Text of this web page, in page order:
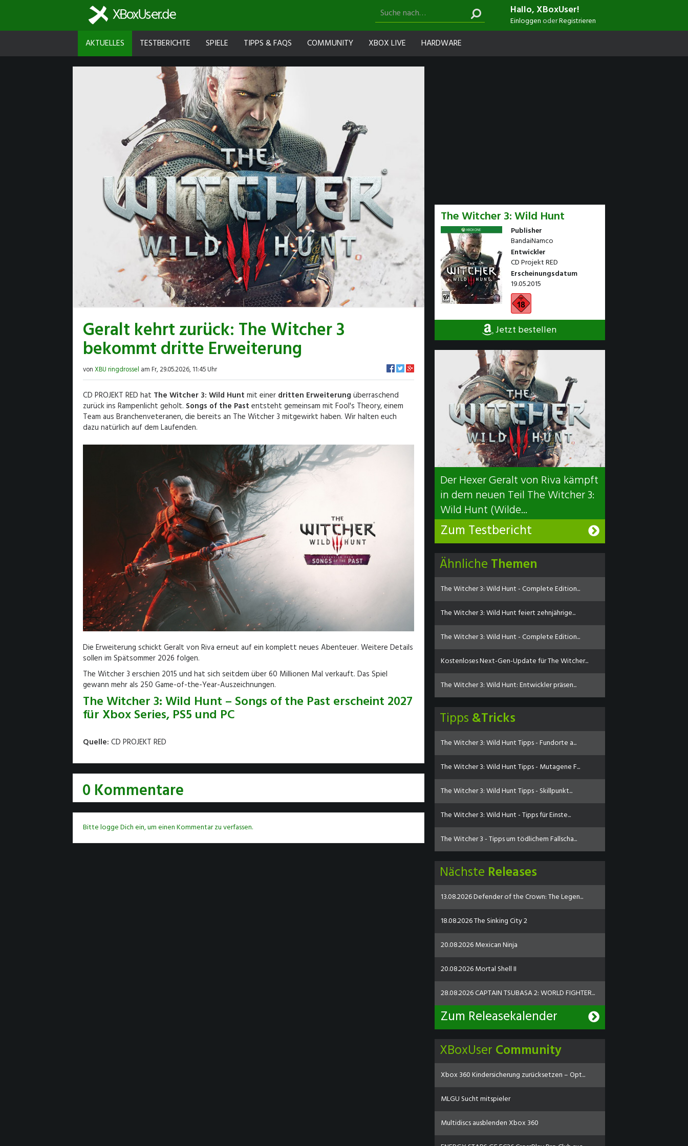
Hallo, XBoxUser!
EinloggenoderRegistrieren
AKTUELLES TESTBERICHTE SPIELE TIPPS & FAQS COMMUNITY XBOX LIVE HARDWARE
Geralt kehrt zurück: The Witcher 3
bekommt dritte Erweiterung
von XBU ringdrossel am Fr, 29.05.2026, 11:45 Uhr
CD PROJEKT RED hat The Witcher 3: Wild Hunt mit einer dritten Erweiterung überraschend
zurück ins Rampenlicht geholt. Songs of the Past entsteht gemeinsam mit Fool's Theory, einem
Team aus Branchenveteranen, die bereits an The Witcher 3 mitgewirkt haben. Wir halten euch
dazu natürlich auf dem Laufenden.
Die Erweiterung schickt Geralt von Riva erneut auf ein komplett neues Abenteuer. Weitere Details
sollen im Spätsommer 2026 folgen.
The Witcher 3 erschien 2015 und hat sich seitdem über 60 Millionen Mal verkauft. Das Spiel
gewann mehr als 250 Game-of-the-Year-Auszeichnungen.
The Witcher 3: Wild Hunt – Songs of the Past erscheint 2027
für Xbox Series, PS5 und PC
Quelle: CD PROJEKT RED
0 Kommentare
Bitte logge Dich ein, um einen Kommentar zu verfassen.
The Witcher 3: Wild Hunt
Publisher
BandaiNamco
Entwickler
CD Projekt RED
Erscheinungsdatum
19.05.2015
Jetzt bestellen
Der Hexer Geralt von Riva kämpft
in dem neuen Teil The Witcher 3:
Wild Hunt (Wilde...
Zum Testbericht
Ähnliche Themen
The Witcher 3: Wild Hunt - Complete Edition...
The Witcher 3: Wild Hunt feiert zehnjährige...
The Witcher 3: Wild Hunt - Complete Edition...
Kostenloses Next-Gen-Update für The Witcher...
The Witcher 3: Wild Hunt: Entwickler präsen...
Tipps &Tricks
The Witcher 3: Wild Hunt Tipps - Fundorte a...
The Witcher 3: Wild Hunt Tipps - Mutagene F...
The Witcher 3: Wild Hunt Tipps - Skillpunkt...
The Witcher 3: Wild Hunt - Tipps für Einste...
The Witcher 3 - Tipps um tödlichem Fallscha...
Nächste Releases
13.08.2026 Defender of the Crown: The Legen...
18.08.2026 The Sinking City 2
20.08.2026 Mexican Ninja
20.08.2026 Mortal Shell II
28.08.2026 CAPTAIN TSUBASA 2: WORLD FIGHTER...
Zum Releasekalender
XBoxUser Community
Xbox 360 Kindersicherung zurücksetzen – Opt...
MLGU Sucht mitspieler
Multidiscs ausblenden Xbox 360